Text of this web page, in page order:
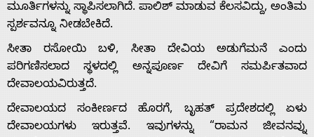
Advertise
With
s
ಮೂರ್ತಿಗಳನ್ನು ಸ್ಥಾಪಿಸಲಾಗಿದೆ. ಪಾಲಿಶ್ ಮಾಡುವ ಕೆಲಸವಿದ್ದು, ಅಂತಿಮ
ಸ್ಪರ್ಶವನ್ನೂ ನೀಡಬೇಕಿದೆ.
ಸೀತಾ ರಸೋಯಿ ಬಳಿ, ಸೀತಾ ದೇವಿಯ ಅಡುಗೆಮನೆ ಎಂದು
ಪರಿಗಣಿಸಲಾದ ಸ್ಥಳದಲ್ಲಿ ಅನ್ನಪೂರ್ಣ ದೇವಿಗೆ ಸಮರ್ಪಿತವಾದ
ದೇವಾಲಯವಿರುತ್ತದೆ.
ದೇವಾಲಯದ ಸಂಕೀರ್ಣದ ಹೊರಗೆ, ಬೃಹತ್ ಪ್ರದೇಶದಲ್ಲಿ ಏಳು
ದೇವಾಲಯಗಳು ಇರುತ್ತವೆ. ಇವುಗಳನ್ನು “ರಾಮನ ಜೀವನವ್ನು